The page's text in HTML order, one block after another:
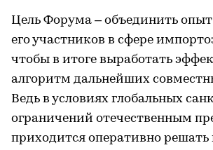
Цель Форума – объединить
его участников в сфере
чтобы в итоге выработать
алгоритм дальнейших
Ведь в условиях глобальных
ограничений отечественным
приходится оперативно решать